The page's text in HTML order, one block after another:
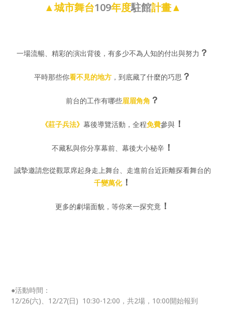
▲城市舞台109年度駐館計畫▲
一場流暢、精彩的演出背後，有多少不為人知的付出與努力 ？
平時那些你看不見的地方 ，到底藏了什麼的巧思 ？
前台的工作有哪些眉眉角角 ？
《莊子兵法》 幕後導覽活動，全程免費參與 ！
不藏私與你分享幕前、幕後大小秘辛 ！
誠摯邀請您從觀眾席起身走上舞台、走進前台近距離探看舞台的
千變萬化！
更多的劇場面貌，等你來一探究竟 ！
●活動時間：
12/26(六)、12/27(日) 10:30-12:00，共2場，10:00開始報到